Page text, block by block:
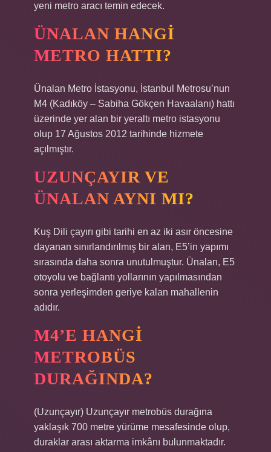
yeni metro aracı temin edecek.
ÜNALAN HANGI
METRO HATTI?
Ünalan Metro İstasyonu, İstanbul Metrosu’nun
M4 (Kadıköy – Sabiha Gökçen Havaalanı) hattı
üzerinde yer alan bir yeraltı metro istasyonu
olup 17 Ağustos 2012 tarihinde hizmete
açılmıştır.
UZUNÇAYIR VE
ÜNALAN AYNI MI?
Kuş Dili çayırı gibi tarihi en az iki asır öncesine
dayanan sınırlandırılmış bir alan, E5’in yapımı
sırasında daha sonra unutulmuştur. Ünalan, E5
otoyolu ve bağlantı yollarının yapılmasından
sonra yerleşimden geriye kalan mahallenin
adıdır.
M4’E HANGI
METROBÜS
DURAĞINDA?
(Uzunçayır) Uzunçayır metrobüs durağına
yaklaşık 700 metre yürüme mesafesinde olup,
duraklar arası aktarma imkânı bulunmaktadır.